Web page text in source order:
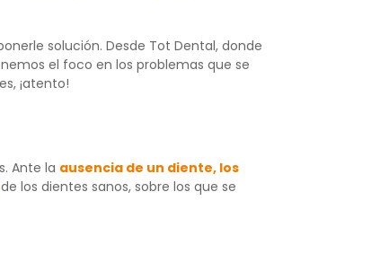
solución. Desde Tot Dental, donde
el foco en los problemas que se
¡atento!
Ante la ausencia de un diente, los
de los dientes sanos, sobre los que se